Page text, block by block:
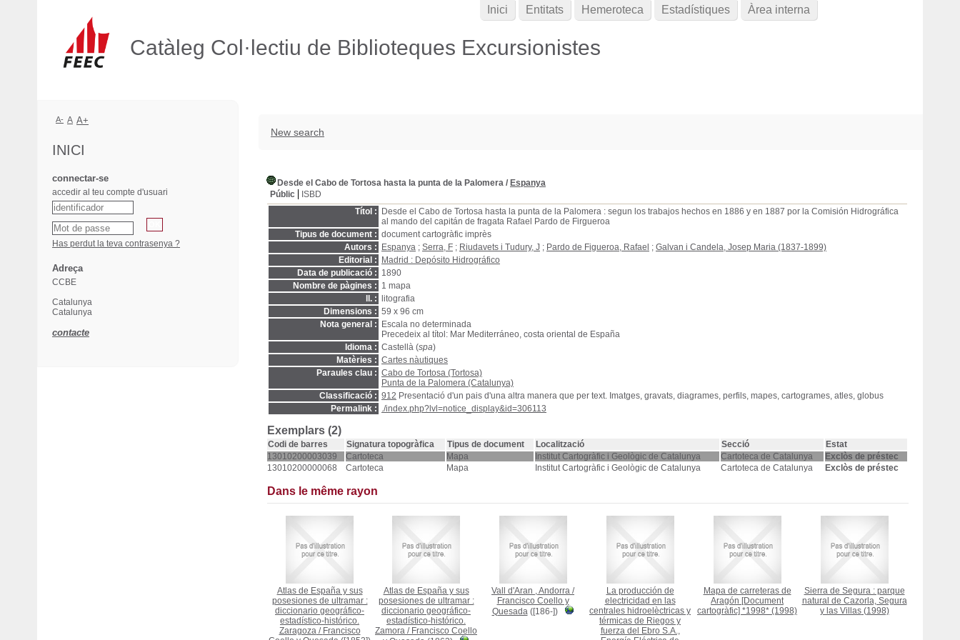
Catàleg Col·lectiu de Biblioteques Excursionistes
New search
Desde el Cabo de Tortosa hasta la punta de la Palomera / Espanya
Públic
ISBD
Títol :
Desde el Cabo de Tortosa hasta la punta de la Palomera : segun los trabajos hechos en 1886 y en 1887 por la Comisión Hidrográfica
al mando del capitán de fragata Rafael Pardo de Firgueroa
Tipus de document : document cartogràfic imprès
Autors :
Espanya ; Serra, F ; Riudavets i Tudury, J ; Pardo de Figueroa, Rafael ; Galvan i Candela, Josep Maria (1837-1899)
Editorial :
Madrid : Depósito Hidrográfico
Data de publicació : 1890
Nombre de pàgines : 1 mapa
ll. :
litografia
Dimensions : 59 x 96 cm
Nota general :
Escala no determinada
Precedeix al títol: Mar Mediterráneo, costa oriental de España
Idioma : Castellà (spa)
Matèries : Cartes nàutiques
Paraules clau : Cabo de Tortosa (Tortosa)
Punta de la Palomera (Catalunya)
Classificació : 912 Presentació d'un pais d'una altra manera que per text. Imatges, gravats, diagrames, perfils, mapes, cartogrames, atles, globus
Permalink : ./index.php?lvl=notice_display&id=306113
Exemplars (2)
Codi de barres Signatura topogràfica Tipus de document Localització Secció
Estat
13010200003039
Cartoteca Mapa Institut Cartogràfic i Geològic de Catalunya Cartoteca de Catalunya
Exclòs de préstec
13010200000068
Cartoteca Mapa Institut Cartogràfic i Geològic de Catalunya Cartoteca de Catalunya Exclòs de préstec
Dans le même rayon
Atlas de España y sus
posesiones de ultramar :
diccionario geográfico-
estadístico-histórico.
Zaragoza/ Francisco
Atlas de España y sus
posesiones de ultramar :
diccionario geográfico-
estadístico-histórico.
Zamora / Francisco Coello
Vall d'Aran , Andorra /
Francisco Coello y
Quesada([186-])
La producción de
electricidad en las
centrales hidroelèctricas y
térmicas de Riegos y
fuerza del Ebro S.A.,
Mapa de carreteras de
Aragón [Document
cartogràfic] *1998* (1998)
Sierra de Segura : parque
natural de Cazorla, Segura
y las Villas(1998)
Inici Entitats Hemeroteca Estadístiques Àrea interna
A- A A+
INICI
connectar-se
accedir al teu compte d'usuari
Has perdut la teva contrasenya ?
Adreça
CCBE
Catalunya
Catalunya
contacte